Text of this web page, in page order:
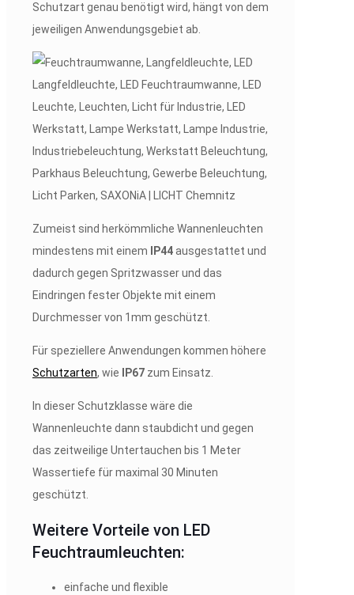
Schutzart genau benötigt wird, hängt von dem
jeweiligen Anwendungsgebiet ab.
Zumeist sind herkömmliche Wannenleuchten
mindestens mit einem
IP44ausgestattet und
dadurch gegen Spritzwasser und das
Eindringen fester Objekte mit einem
Durchmesser von 1mm geschützt.
Für speziellere Anwendungen kommen höhere
Schutzarten, wie IP67 zum Einsatz.
In dieser Schutzklasse wäre die
Wannenleuchte dann staubdicht und gegen
das zeitweilige Untertauchen bis 1 Meter
Wassertiefe für maximal 30 Minuten
geschützt.
Weitere Vorteile von LED
Feuchtraumleuchten:
einfache und flexible